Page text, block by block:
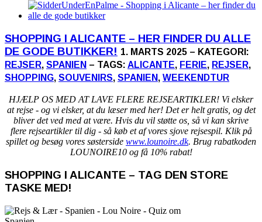
SHOPPING I ALICANTE – HER FINDER DU ALLE
DE GODE BUTIKKER! 1. MARTS 2025 – KATEGORI:
REJSER, SPANIEN – TAGS: ALICANTE, FERIE, REJSER,
SHOPPING, SOUVENIRS, SPANIEN, WEEKENDTUR
HJÆLP OS MED AT LAVE FLERE REJSEARTIKLER! Vi elsker
at rejse - og vi elsker, at du læser med her! Det er helt gratis, og det
bliver det ved med at være. Hvis du vil støtte os, så vi kan skrive
flere rejseartikler til dig - så køb et af vores sjove rejsespil. Klik på
spillet og besøg vores søsterside www.lounoire.dk. Brug rabatkoden
LOUNOIRE10 og få 10% rabat!
SHOPPING I ALICANTE – TAG DEN STORE
TASKE MED!